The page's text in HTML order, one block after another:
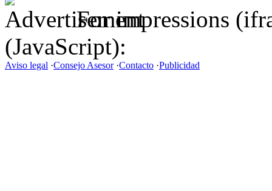
For impressions
(JavaScript):
Aviso legal ·Consejo Asesor·Contacto ·Publicidad